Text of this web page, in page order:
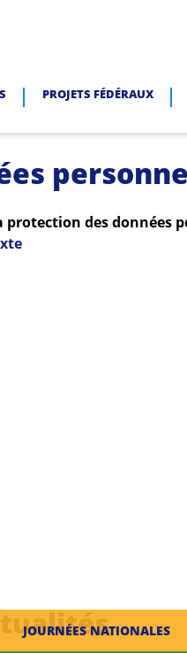
SITUATION DE
PROJETS FÉDÉRAUX
protection des données
JOURNÉES NATIONALES